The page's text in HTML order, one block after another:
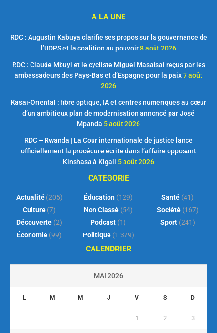
A LA UNE
RDC : Augustin Kabuya clarifie ses propos sur la gouvernance de
l’UDPS et la coalition au pouvoir8 août 2026
RDC : Claude Mbuyi et le cycliste Miguel Masaisai reçus par les
ambassadeurs des Pays-Bas et d’Espagne pour la paix7 août
2026
Kasaï-Oriental : fibre optique, IA et centres numériques au cœur
d’un ambitieux plan de modernisation annoncé par José
Mpanda 5 août 2026
RDC – Rwanda | La Cour internationale de justice lance
officiellement la procédure écrite dans l’affaire opposant
Kinshasa à Kigali 5 août 2026
CATEGORIE
Actualité(205)
Culture (7)
Découverte (2)
Économie (99)
Éducation (129)
Non Classé (54)
Podcast (1)
Politique(1 379)
Santé (41)
Société(167)
Sport(241)
CALENDRIER
MAI 2026
L M M J V S D
1 2 3